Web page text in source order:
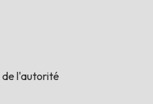
de l'autorité